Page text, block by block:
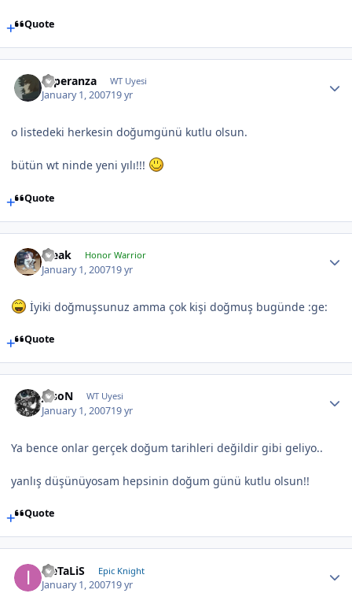
Quote
Esperanza WT Uyesi
January 1, 200719 yr
o listedeki herkesin doğumgünü kutlu olsun.
bütün wt ninde yeni yılı!!!
Quote
Bleak Honor Warrior
January 1, 200719 yr
İyiki doğmuşsunuz amma çok kişi doğmuş bugünde :ge:
Quote
JasoN WT Uyesi
January 1, 200719 yr
Ya bence onlar gerçek doğum tarihleri değildir gibi geliyo..
yanlış düşünüyosam hepsinin doğum günü kutlu olsun!!
Quote
iLeTaLiS Epic Knight
January 1, 200719 yr